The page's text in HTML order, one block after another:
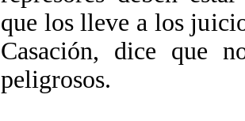
que los lleve a los
Casación, dice que
peligrosos.